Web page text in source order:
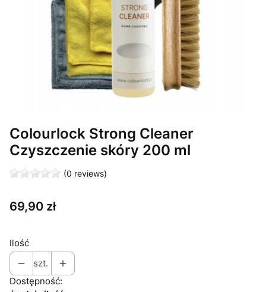
Colourlock Strong Cleaner
Czyszczenie skóry 200 ml
(0 reviews)
Cena
69,90 zł
Ilość
szt.
Dostępność: